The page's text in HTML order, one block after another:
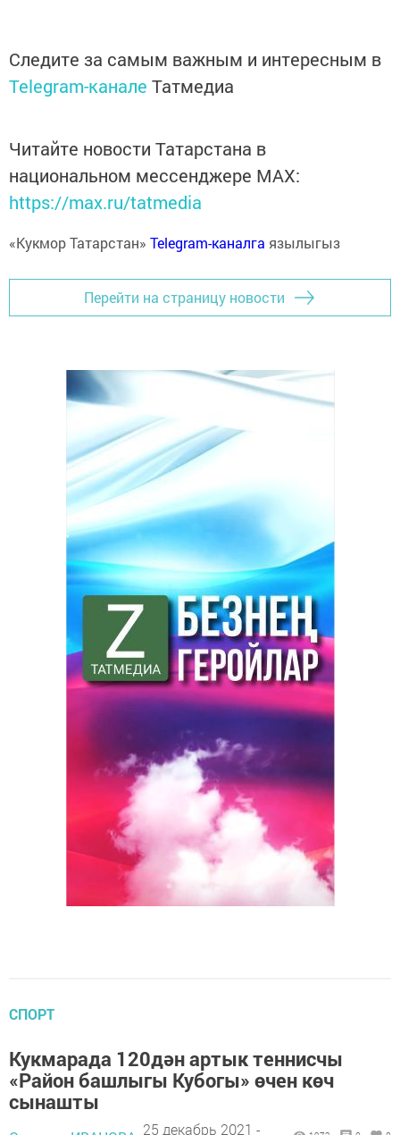
Следите за самым важным и интересным в
Telegram-канале Татмедиа
Читайте новости Татарстана в
национальном мессенджере MАХ:
https://max.ru/tatmedia
«Кукмор Татарстан» Telegram-каналга язылыгыз
Перейти на страницу новости
СПОРТ
Кукмарада 120дән артык теннисчы
«Район башлыгы Кубогы» өчен көч
сынашты
25 декабрь 2021 -